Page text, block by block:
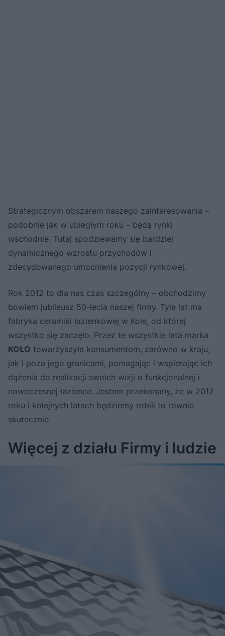
Strategicznym obszarem naszego zainteresowania –
podobnie jak w ubiegłym roku – będą rynki
wschodnie. Tutaj spodziewamy się bardziej
dynamicznego wzrostu przychodów i
zdecydowanego umocnienia pozycji rynkowej.
Rok 2012 to dla nas czas szczególny – obchodzimy
bowiem jubileusz 50-lecia naszej firmy. Tyle lat ma
fabryka ceramiki łazienkowej w Kole, od której
wszystko się zaczęło. Przez te wszystkie lata marka
KOŁO towarzyszyła konsumentom, zarówno w kraju,
jak i poza jego granicami, pomagając i wspierając ich
dążenia do realizacji swoich wizji o funkcjonalnej i
nowoczesnej łazience. Jestem przekonany, że w 2012
roku i kolejnych latach będziemy robili to równie
skutecznie.
Więcej z działu Firmy i ludzie